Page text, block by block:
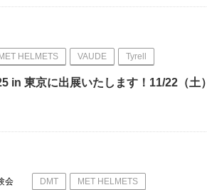
MET HELMETS VAUDE Tyrell
in 東京に出展いたします！11/22（土）
会 DMT MET HELMETS